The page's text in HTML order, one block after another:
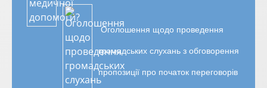
Оголошення щодо проведення
громадських слухань з обговорення
пропозиції про початок переговорів